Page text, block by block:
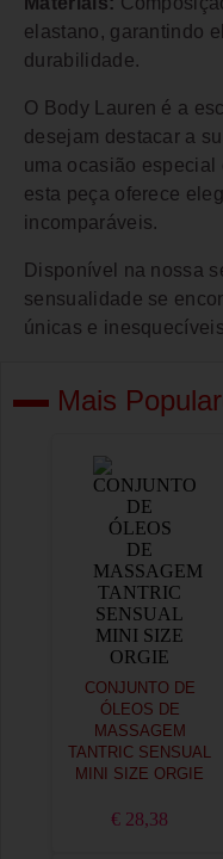
elastano, garantindo
durabilidade.
O Body Lauren é a
desejam destacar a
uma ocasião especial
esta peça oferece
incomparáveis.
Disponível na nossa
sensualidade se
únicas e
Mais
CONJUNTO DE
ÓLEOS DE
MASSAGEM
TANTRIC SENSUAL
MINI SIZE ORGIE
€ 28,38